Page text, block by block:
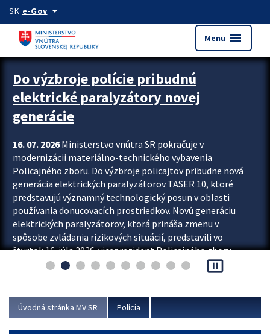
Preskocit na hlavný obsah
SK e-Govarrow_drop_down
Menu menu
Zastavit automatický posun upútavok
Do výzbroje polície pribudnú
elektrické paralyzátory novej
generácie
16. 07. 2026Ministerstvo vnútra SR pokračuje v
modernizácii materiálno-technického vybavenia
Policajného zboru. Do výzbroje policajtov pribudne nová
generácia elektrických paralyzátorov TASER 10, ktoré
predstavujú významný technologický posun v oblasti
používania donucovacích prostriedkov. Novú generáciu
elektrických paralyzátorov, ktorá prináša zmenu v
spôsobe zvládania rizikových situácií, predstavili vo
štvrtok 16. júla 2026 viceprezident Policajného zboru
Rastislav Polakovič a riaditeľ odboru výcviku...
pause_presentation
Úvodná stránka MV SR Polícia